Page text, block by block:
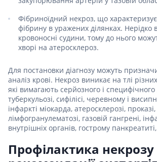
Фібриноїдний некроз, що
фібрину в уражених ділянках. Нерідко
кровоносні судини, тому до нього
хворі на атеросклероз.
Для постановки діагнозу можуть
аналіз крові. Некроз виникає на тлі
які вимагають серйозного і
туберкульозі, сифілісі, черевному і
інфаркті міокарда, атеросклерозі, проказі,
лімфогранулематозі, газовій гангрені,
внутрішніх органів, гострому
Профілактика некрозу